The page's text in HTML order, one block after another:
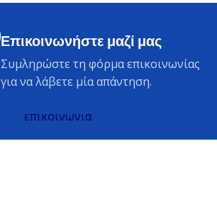
Επικοινωνήστε μαζί μας
Συμληρώστε τη φόρμα επικοινωνίας
για να λάβετε μία απάντηση.
επικοινωνια